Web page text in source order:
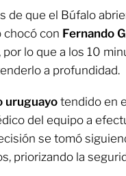
de que el Búfalo
chocó con Fernando
lo que a los 10
a profundidad.
uruguayo tendido en
del equipo a
se tomó
priorizando la